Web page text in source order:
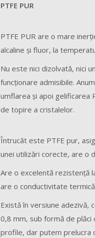
PTFE PUR
PTFE PUR are o mare
alcaline şi fluor, la
Nu este nici dizolvată, nici
funcţionare admisibile.
umflarea şi apoi gelificarea
de topire a cristalelor.
Întrucât este PTFE pur,
unei utilizări corecte, are o
Are o excelentă rezistenţă
are o conductivitate
Există în versiune adezivă,
0,8 mm, sub formă de
profile, dar putem prelucra